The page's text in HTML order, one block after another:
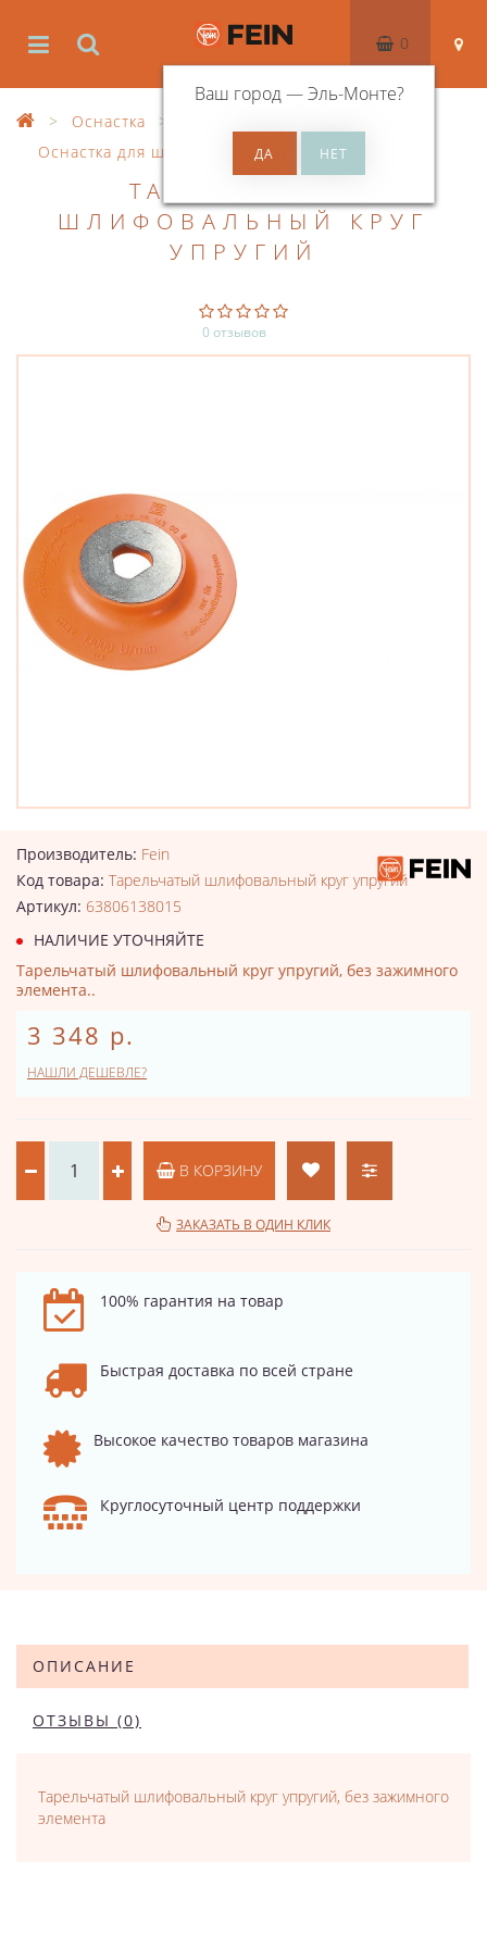
Ваш город —Эль-Монте?
0
Оснастка
Оснастка для шлифования (без полировки)
ТАРЕЛЬЧАТЫЙ
ШЛИФОВАЛЬНЫЙ КРУГ
УПРУГИЙ
0 отзывов
Производитель: Fein
Код товара: Тарельчатый шлифовальный круг упругий
Артикул: 63806138015
НАЛИЧИЕ УТОЧНЯЙТЕ
Тарельчатый шлифовальный круг упругий, без зажимного
элемента..
3 348 р.
НАШЛИ ДЕШЕВЛЕ?
В КОРЗИНУ
ЗАКАЗАТЬ В ОДИН КЛИК
100% гарантия на товар
Быстрая доставка по всей стране
Высокое качество товаров магазина
Круглосуточный центр поддержки
ОПИСАНИЕ
ОТЗЫВЫ (0)
Тарельчатый шлифовальный круг упругий, без зажимного
элемента